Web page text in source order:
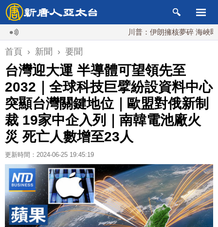
川普：伊朗擁核夢碎 海峽即將恢
首頁 › 新聞 › 要聞
台灣迎大運 半導體可望領先至
2032｜全球科技巨擘紛設資料中心
突顯台灣關鍵地位｜歐盟對俄新制
裁 19家中企入列｜南韓電池廠火
災 死亡人數增至23人
更新時間：2024-06-25 19:45:19